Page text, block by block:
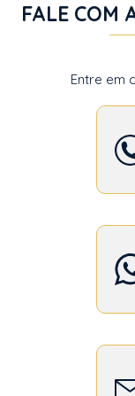
FALE COM
Entre em